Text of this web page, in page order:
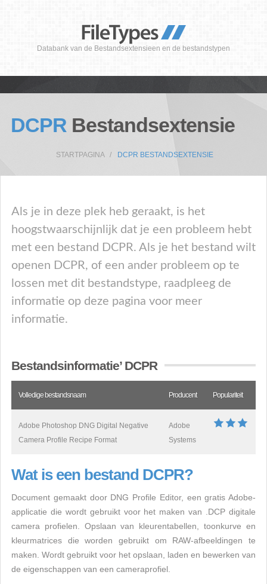
Databank van de Bestandsextensieen en de bestandstypen
DCPR Bestandsextensie
STARTPAGINA DCPR BESTANDSEXTENSIE
Als je in deze plek heb geraakt, is het
hoogstwaarschijnlijk dat je een probleem hebt
met een bestand DCPR. Als je het bestand wilt
openen DCPR, of een ander probleem op te
lossen met dit bestandstype, raadpleeg de
informatie op deze pagina voor meer
informatie.
Bestandsinformatie’ DCPR
Volledige bestandsnaam Producent Populariteit
Adobe Photoshop DNG Digital Negative
Camera Profile Recipe Format
Adobe
Systems
Wat is een bestand DCPR?
Document gemaakt door DNG Profile Editor, een gratis Adobe-
applicatie die wordt gebruikt voor het maken van .DCP digitale
camera profielen. Opslaan van kleurentabellen, toonkurve en
kleurmatrices die worden gebruikt om RAW-afbeeldingen te
maken. Wordt gebruikt voor het opslaan, laden en bewerken van
de eigenschappen van een cameraprofiel.